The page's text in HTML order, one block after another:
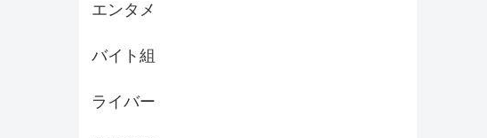
エンタメ
バイト組
ライバー